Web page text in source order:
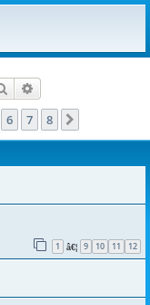
e
Iskanje
6 7 8
1 â€¦ 9 10 11 12